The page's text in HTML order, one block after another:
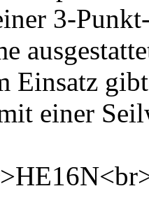
3-
Einsatz
einer